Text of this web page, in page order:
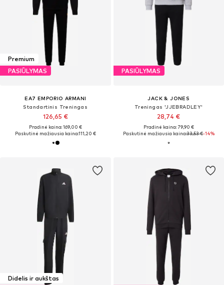
Premium
PASIŪLYMAS
EA7 EMPORIO ARMANI
Standartinis Treningas
126,65 €
Pradinė kaina: 169,00 €
Paskutinė mažiausia kaina:111,20 €
PASIŪLYMAS
JACK & JONES
Treningas 'JJEBRADLEY'
28,74 €
Pradinė kaina: 79,90 €
Paskutinė mažiausia kaina:33,53 €-14%
Didelis ir aukštas